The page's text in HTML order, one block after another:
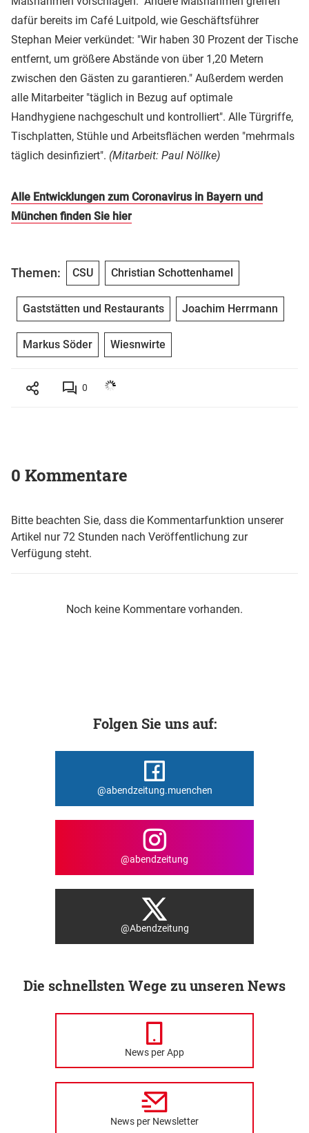
dafür bereits im Café Luitpold, wie Geschäftsführer
Stephan Meier verkündet: "Wir haben 30 Prozent der Tische
entfernt, um größere Abstände von über 1,20 Metern
zwischen den Gästen zu garantieren." Außerdem werden
alle Mitarbeiter "täglich in Bezug auf optimale
Handhygiene nachgeschult und kontrolliert". Alle Türgriffe,
Tischplatten, Stühle und Arbeitsflächen werden "mehrmals
täglich desinfiziert". (Mitarbeit: Paul Nöllke)
Alle Entwicklungen zum Coronavirus in Bayern und
München finden Sie hier
Themen: CSU Christian Schottenhamel
Gaststätten und Restaurants Joachim Herrmann
Markus Söder Wiesnwirte
0
0 Kommentare
Bitte beachten Sie, dass die Kommentarfunktion unserer
Artikel nur 72 Stunden nach Veröffentlichung zur
Verfügung steht.
Noch keine Kommentare vorhanden.
Folgen Sie uns auf:
@abendzeitung.muenchen
@abendzeitung
@Abendzeitung
Die schnellsten Wege zu unseren News
News per App
News per Newsletter